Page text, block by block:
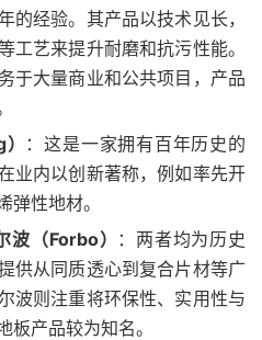
的经验。其产品以技术见长，
工艺来提升耐磨和抗污性能。
于大量商业和公共项目，产品
：这是一家拥有百年历史的
业内以创新著称，例如率先开
弹性地材。
波（Forbo）
：两者均为历史
供从同质透心到复合片材等广
波则注重将环保性、实用性与
板产品较为知名。